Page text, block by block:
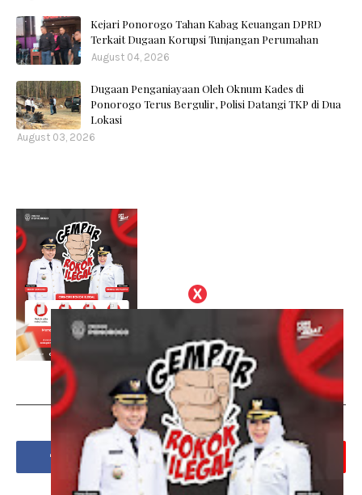
Kejari Ponorogo Tahan Kabag Keuangan DPRD
Terkait Dugaan Korupsi Tunjangan Perumahan
August 04, 2026
Dugaan Penganiayaan Oleh Oknum Kades di
Ponorogo Terus Bergulir, Polisi Datangi TKP di Dua
Lokasi
August 03, 2026
Social Plugin